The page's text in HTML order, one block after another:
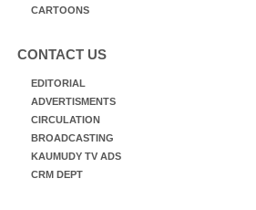
CARTOONS
CONTACT US
EDITORIAL
ADVERTISMENTS
CIRCULATION
BROADCASTING
KAUMUDY TV ADS
CRM DEPT